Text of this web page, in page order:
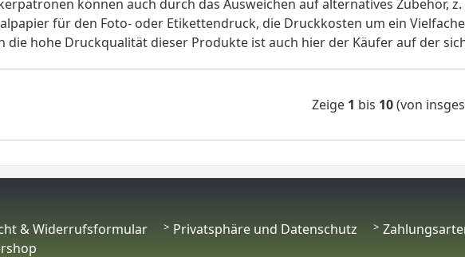
können auch durch das Ausweichen auf alternatives Zubehör, z.
für den Foto- oder Etikettendruck, die Druckkosten um ein
die hohe Druckqualität dieser Produkte ist auch hier der Käufer auf der
Zeige 1 bis 10(von
& Widerrufsformular Privatsphäre und Datenschutz